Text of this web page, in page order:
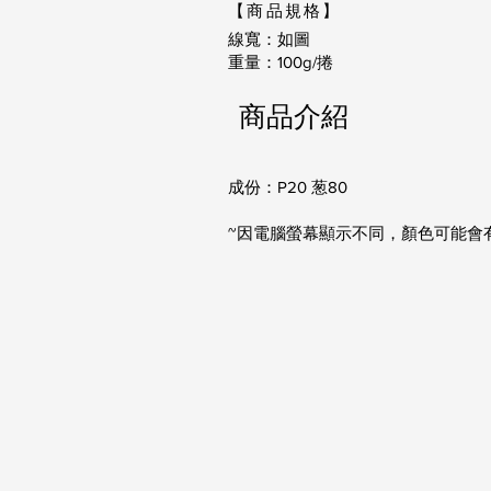
【商品規格】
線寬：如圖
重量：100g/捲
商品介紹
成份：P20 葱80
~因電腦螢幕顯示不同，顏色可能